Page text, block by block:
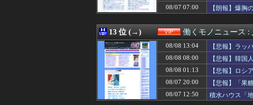
08/08 15:01
兵庫県斎藤知事、不正会計
08/08 15:01
今年で30周年を迎えた『
08/08 15:01
【ウマ娘】アイネスのこの
08/08 15:00
ジブリ無双の最強のキャラ
08/08 15:00
【艦これ】E5ボスはともか
08/08 15:00
【画像】おい、これのどこ
08/08 15:00
才木浩人を信じて9回投げ
08/08 15:00
【東方】みずこわ
08/08 15:00
【海外の反応】マツダスピ
08/08 15:00
【MARVEL Tōkon: Fighting
08/08 15:00
おすすめのG-SHOCK教えろ
08/07 07:00
【朗報】爆胸
13 位 (→) 働くモノニュース :
08/08 13:04
【悲報】ラッ
08/08 08:00
【悲報】韓国
08/08 01:13
【悲報】ロシ
08/07 20:00
【悲報】「果
08/07 12:50
積水ハウス「